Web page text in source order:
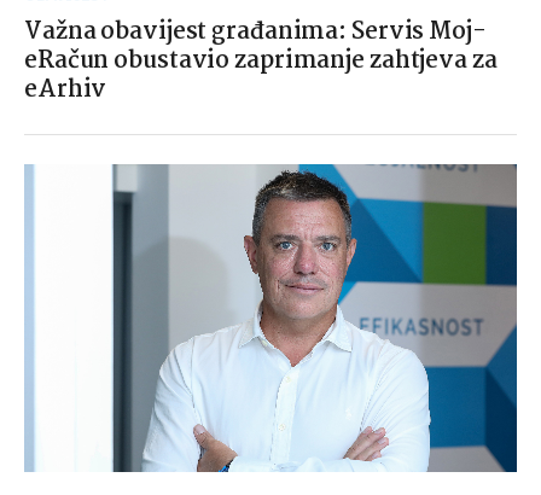
Važna obavijest građanima: Servis Moj-
eRačun obustavio zaprimanje zahtjeva za
eArhiv